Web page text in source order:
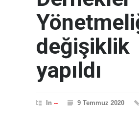
değişiklik
yapıldı
In -- 9 Temmuz 2020